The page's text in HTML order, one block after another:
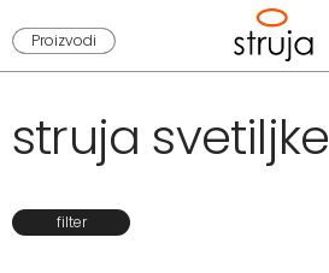
Proizvodi
struja svetiljke
filter